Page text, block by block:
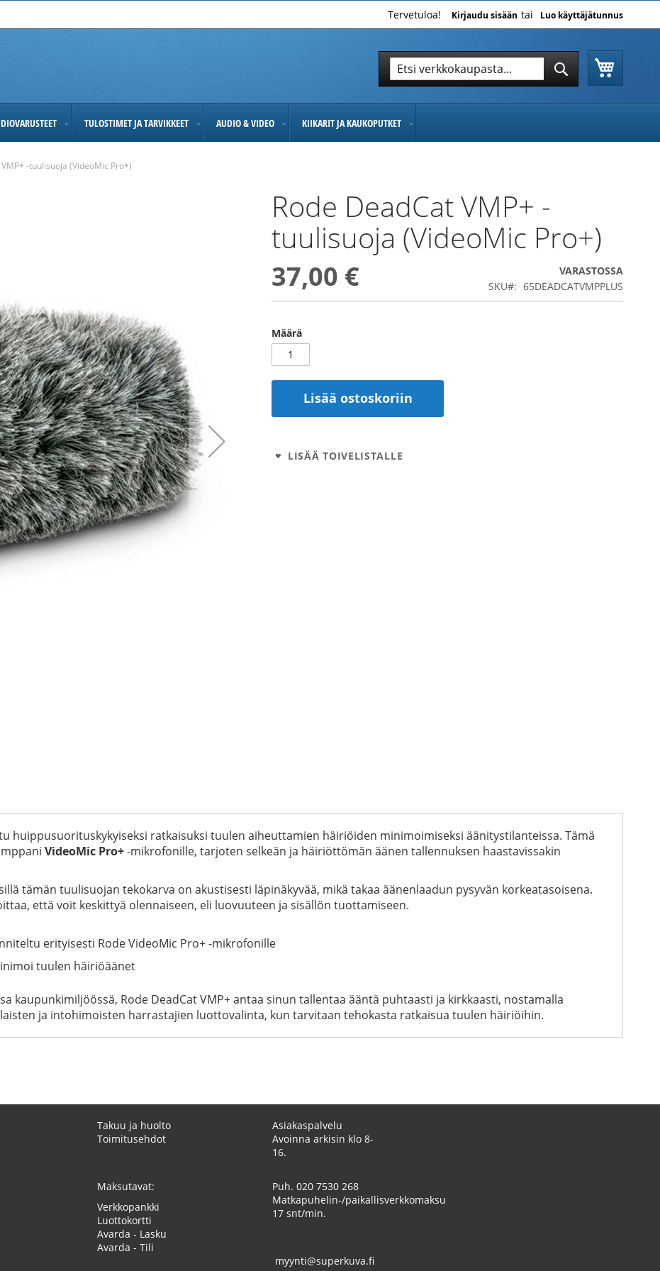
Tervetuloa! Kirjaudu sisään Luo käyttäjätunnus
Hae
TULOSTIMET JA TARVIKKEET AUDIO & VIDEO KIIKARIT JA KAUKOPUTKET
-tuulisuoja (VideoMic Pro+)
Rode DeadCat VMP+ -
tuulisuoja (VideoMic Pro+)
37,00 €
VARASTOSSA
SKU
65DEADCATVMPPLUS
Määrä
Lisää ostoskoriin
LISÄÄ TOIVELISTALLE
huippusuorituskykyiseksi ratkaisuksi tuulen aiheuttamien häiriöiden minimoimiseksi äänitystilanteissa. Tämä
VideoMic Pro+-mikrofonille, tarjoten selkeän ja häiriöttömän äänen tallennuksen haastavissakin
tämän tuulisuojan tekokarva on akustisesti läpinäkyvää, mikä takaa äänenlaadun pysyvän korkeatasoisena.
että voit keskittyä olennaiseen, eli luovuuteen ja sisällön tuottamiseen.
erityisesti Rode VideoMic Pro+ -mikrofonille
tuulen häiriöäänet
kaupunkimiljöössä, Rode DeadCat VMP+ antaa sinun tallentaa ääntä puhtaasti ja kirkkaasti, nostamalla
ja intohimoisten harrastajien luottovalinta, kun tarvitaan tehokasta ratkaisua tuulen häiriöihin.
Takuu ja huolto
Toimitusehdot
Maksutavat:
Verkkopankki
Luottokortti
Avarda - Lasku
Avarda - Tili
Asiakaspalvelu
Avoinna arkisin klo 8-
16.
Puh. 020 7530 268
Matkapuhelin-/paikallisverkkomaksu
17 snt/min.
myynti@superkuva.fi